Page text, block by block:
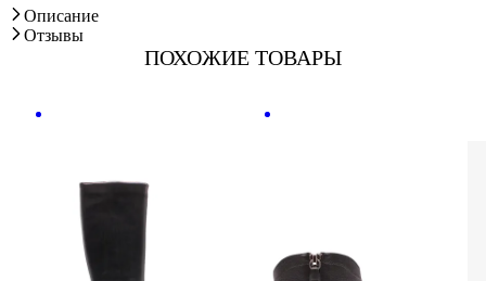
Описание
Отзывы
ПОХОЖИЕ ТОВАРЫ